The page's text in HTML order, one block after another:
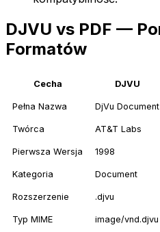
DJVU vs PDF —
Formatów
Cecha DJVU
Pełna Nazwa DjVu Document
Twórca AT&T Labs
Pierwsza Wersja 1998
Kategoria Document
Rozszerzenie .djvu
Typ MIME image/vnd.djvu